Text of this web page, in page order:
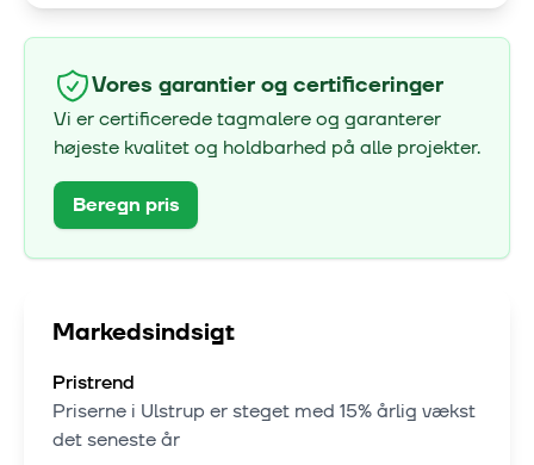
Vores garantier og certificeringer
Vi er certificerede tagmalere og garanterer
højeste kvalitet og holdbarhed på alle projekter.
Beregn pris
Markedsindsigt
Pristrend
Priserne i Ulstrup er steget med 15% årlig vækst
det seneste år